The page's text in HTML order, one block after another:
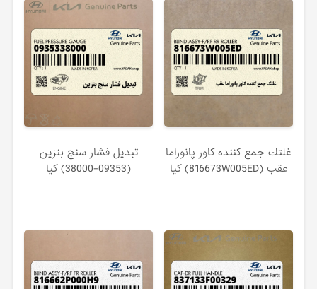
غلتك جمع كننده كاور پانوراما
عقب (816673W005ED) کیا
تبديل فشار سنج بنزين
(09353-38000) کیا